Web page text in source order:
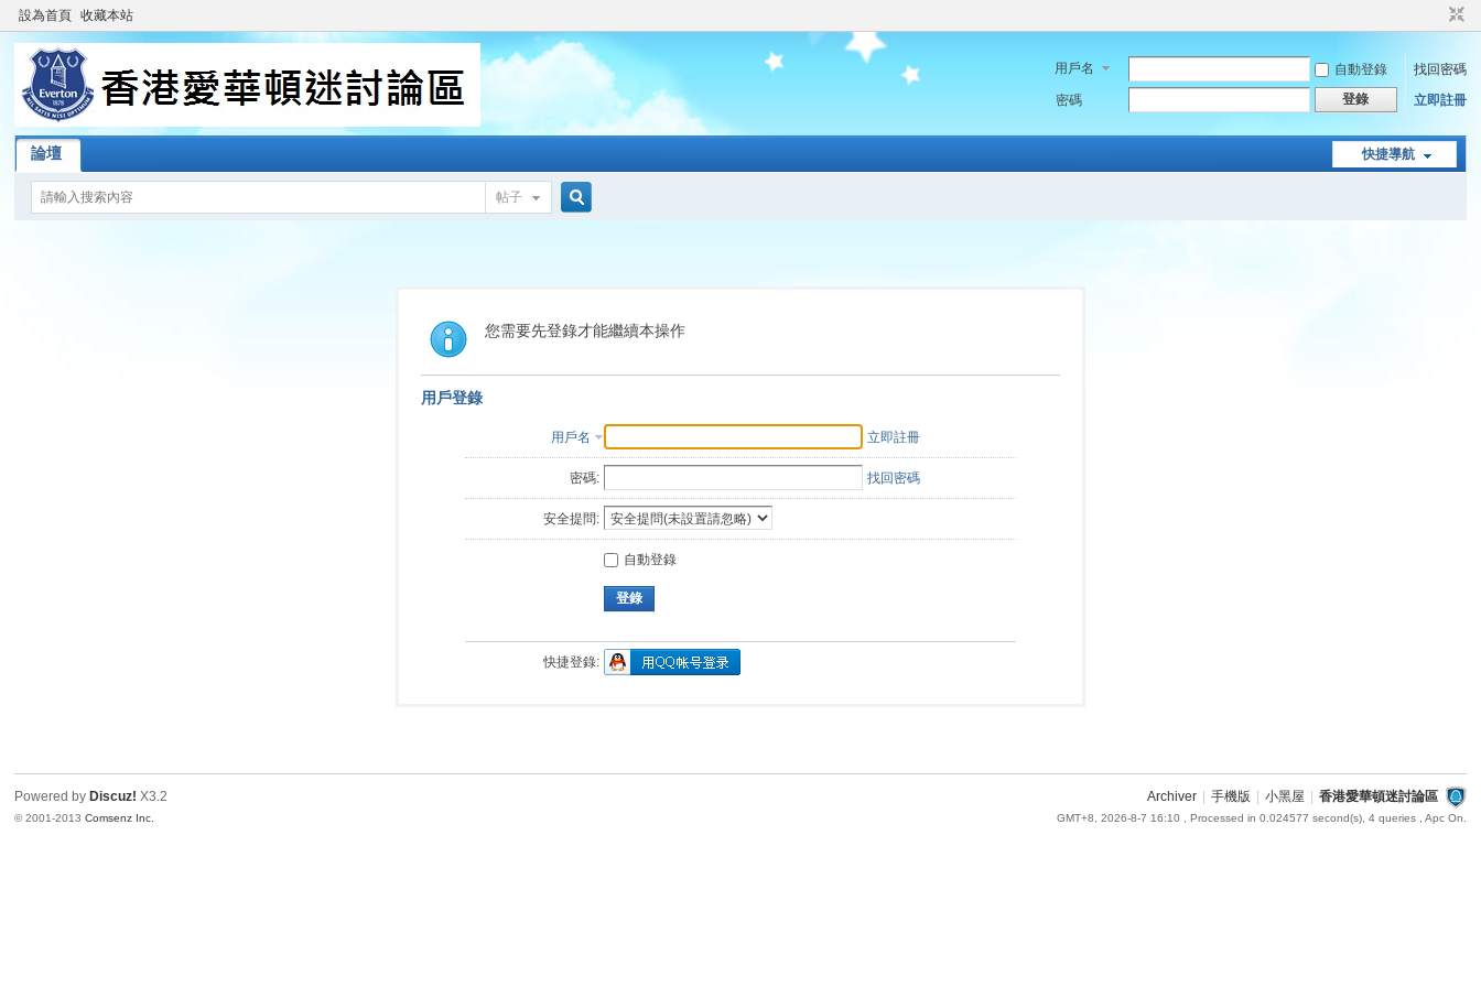
設為首頁 收藏本站
用戶名 自動登錄
找回密碼
密碼
登錄 立即註冊
快捷導航
論壇
帖子
索
您需要先登錄才能繼續本操作
用戶登錄
用戶名 立即註冊
密碼: 找回密碼
安全提問:
自動登錄
登錄
快捷登錄:
Archiver 手機版 小黑屋 香港愛華頓迷討論區
GMT+8, 2026-8-7 16:10 , Processed in 0.024577 second(s), 4 queries , Apc On.
Powered by Discuz! X3.2
© 2001-2013Comsenz Inc.